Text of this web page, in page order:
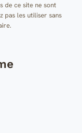
de ce site ne sont
pas les utiliser sans